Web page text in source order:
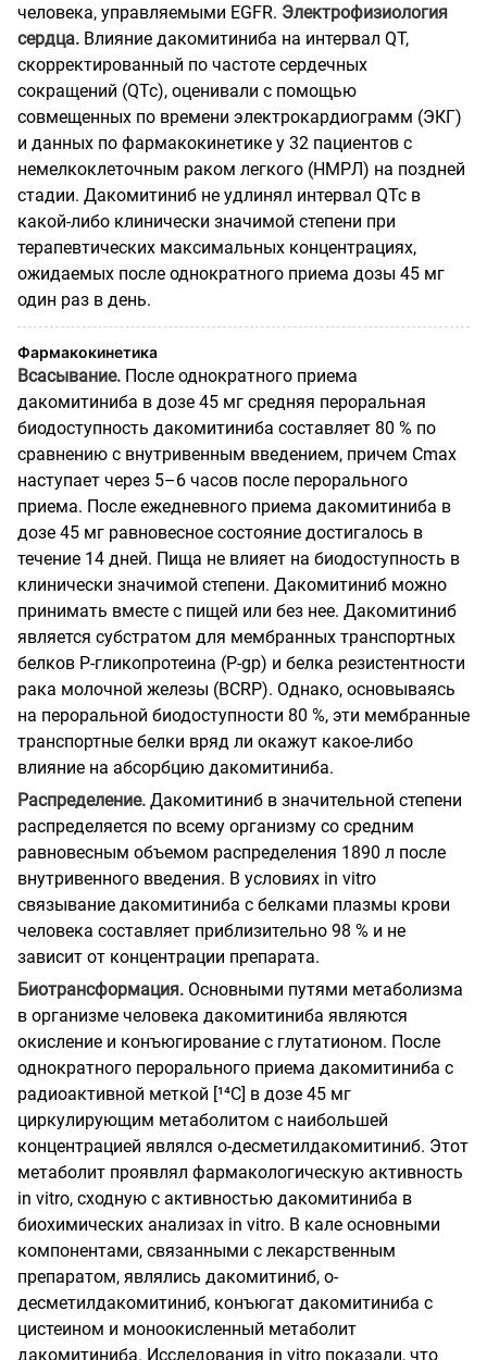
человека, управляемыми EGFR. Электрофизиология
сердца. Влияние дакомитиниба на интервал QT,
скорректированный по частоте сердечных
сокращений (QTc), оценивали с помощью
совмещенных по времени электрокардиограмм (ЭКГ)
и данных по фармакокинетике у 32 пациентов с
немелкоклеточным раком легкого (НМРЛ) на поздней
стадии. Дакомитиниб не удлинял интервал QTc в
какой-либо клинически значимой степени при
терапевтических максимальных концентрациях,
ожидаемых после однократного приема дозы 45 мг
один раз в день.
Фармакокинетика
Всасывание. После однократного приема
дакомитиниба в дозе 45 мг средняя пероральная
биодоступность дакомитиниба составляет 80 % по
сравнению с внутривенным введением, причем Cmax
наступает через 5–6 часов после перорального
приема. После ежедневного приема дакомитиниба в
дозе 45 мг равновесное состояние достигалось в
течение 14 дней. Пища не влияет на биодоступность в
клинически значимой степени. Дакомитиниб можно
принимать вместе с пищей или без нее. Дакомитиниб
является субстратом для мембранных транспортных
белков Р-гликопротеина (P-gp) и белка резистентности
рака молочной железы (BCRP). Однако, основываясь
на пероральной биодоступности 80 %, эти мембранные
транспортные белки вряд ли окажут какое-либо
влияние на абсорбцию дакомитиниба.
Распределение. Дакомитиниб в значительной степени
распределяется по всему организму со средним
равновесным объемом распределения 1890 л после
внутривенного введения. В условиях in vitro
связывание дакомитиниба с белками плазмы крови
человека составляет приблизительно 98 % и не
зависит от концентрации препарата.
Биотрансформация. Основными путями метаболизма
в организме человека дакомитиниба являются
окисление и конъюгирование с глутатионом. После
однократного перорального приема дакомитиниба с
радиоактивной меткой [¹⁴C] в дозе 45 мг
циркулирующим метаболитом с наибольшей
концентрацией являлся о-десметилдакомитиниб. Этот
метаболит проявлял фармакологическую активность
in vitro, сходную с активностью дакомитиниба в
биохимических анализах in vitro. В кале основными
компонентами, связанными с лекарственным
препаратом, являлись дакомитиниб, о-
десметилдакомитиниб, конъюгат дакомитиниба с
цистеином и моноокисленный метаболит
дакомитиниба. Исследования in vitro показали, что